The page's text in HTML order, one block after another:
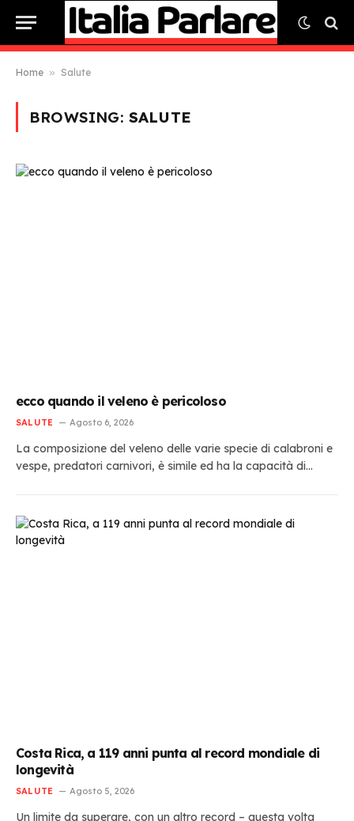
Home » Salute
BROWSING: SALUTE
ecco quando il veleno è pericoloso
SALUTE Agosto 6, 2026
La composizione del veleno delle varie specie di calabroni e
vespe, predatori carnivori, è simile ed ha la capacità di…
Costa Rica, a 119 anni punta al record mondiale di
longevità
SALUTE Agosto 5, 2026
Un limite da superare, con un altro record – questa volta